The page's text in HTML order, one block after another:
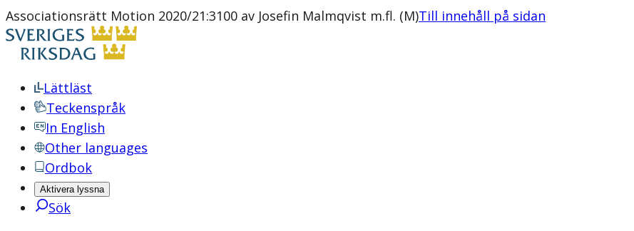
Associationsrätt Motion 2020/21:3100 av Josefin Malmqvist m.fl. (M)Till innehåll på sidan
Lättläst
Teckenspråk
In English
Other languages
Ordbok
Aktivera lyssna
Sök